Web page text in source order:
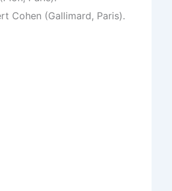
Cohen (Gallimard, Paris).